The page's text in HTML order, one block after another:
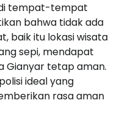
tempat-tempat
bahwa tidak ada
baik itu lokasi wisata
sepi, mendapat
Gianyar tetap aman.
ideal yang
rasa aman